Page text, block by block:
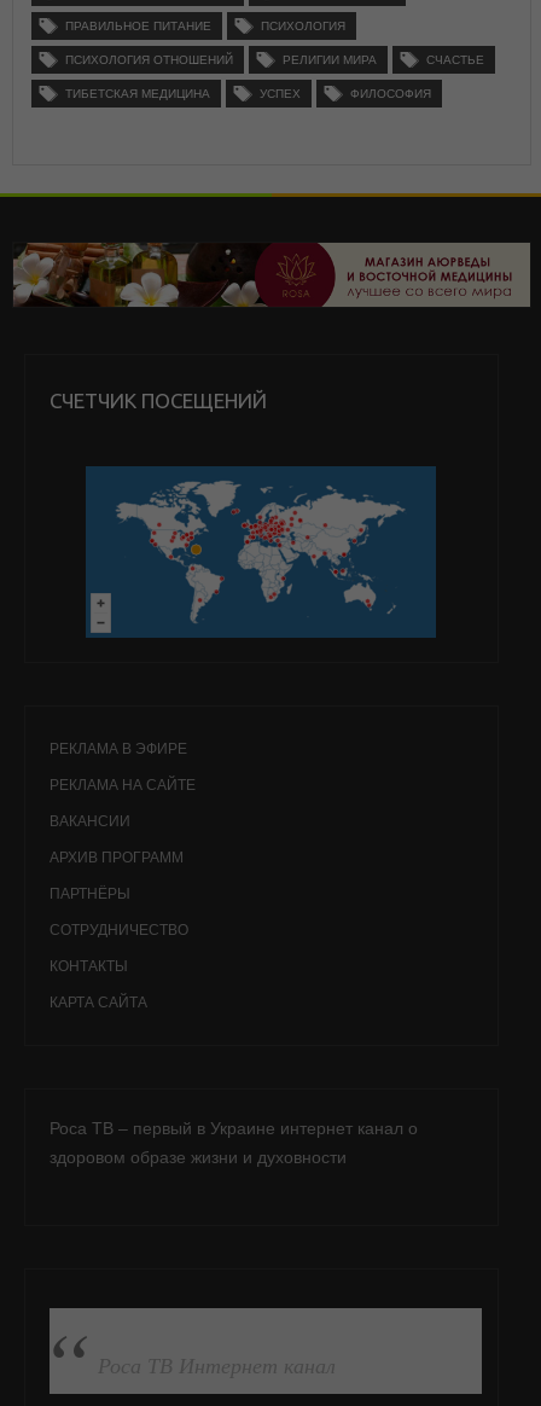
ПРАВИЛЬНОЕ ПИТАНИЕ ПСИХОЛОГИЯ
ПСИХОЛОГИЯ ОТНОШЕНИЙ РЕЛИГИИ МИРА СЧАСТЬЕ
ТИБЕТСКАЯ МЕДИЦИНА УСПЕХ ФИЛОСОФИЯ
СЧЕТЧИК ПОСЕЩЕНИЙ
РЕКЛАМА В ЭФИРЕ
РЕКЛАМА НА САЙТЕ
ВАКАНСИИ
АРХИВ ПРОГРАММ
ПАРТНЁРЫ
СОТРУДНИЧЕСТВО
КОНТАКТЫ
КАРТА САЙТА
Роса ТВ – первый в Украине интернет канал о
здоровом образе жизни и духовности
ПОДПИСАТЬСЯ НА FB
Роса ТВ Интернет канал